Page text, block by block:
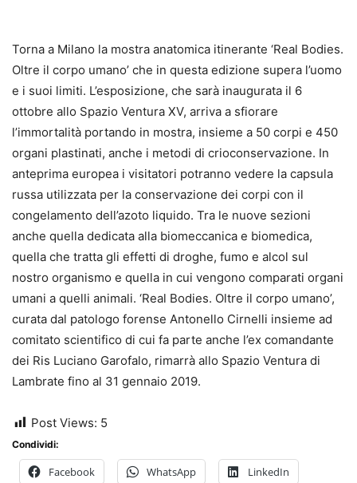
Torna a Milano la mostra anatomica itinerante ‘Real Bodies.
Oltre il corpo umano’ che in questa edizione supera l’uomo
e i suoi limiti. L’esposizione, che sarà inaugurata il 6
ottobre allo Spazio Ventura XV, arriva a sfiorare
l’immortalità portando in mostra, insieme a 50 corpi e 450
organi plastinati, anche i metodi di crioconservazione. In
anteprima europea i visitatori potranno vedere la capsula
russa utilizzata per la conservazione dei corpi con il
congelamento dell’azoto liquido. Tra le nuove sezioni
anche quella dedicata alla biomeccanica e biomedica,
quella che tratta gli effetti di droghe, fumo e alcol sul
nostro organismo e quella in cui vengono comparati organi
umani a quelli animali. ‘Real Bodies. Oltre il corpo umano’,
curata dal patologo forense Antonello Cirnelli insieme ad
comitato scientifico di cui fa parte anche l’ex comandante
dei Ris Luciano Garofalo, rimarrà allo Spazio Ventura di
Lambrate fino al 31 gennaio 2019.
Post Views: 5
Condividi:
Facebook WhatsApp LinkedIn